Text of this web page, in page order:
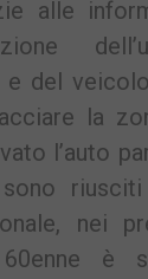
alle
e del
la
l’auto
nei
è